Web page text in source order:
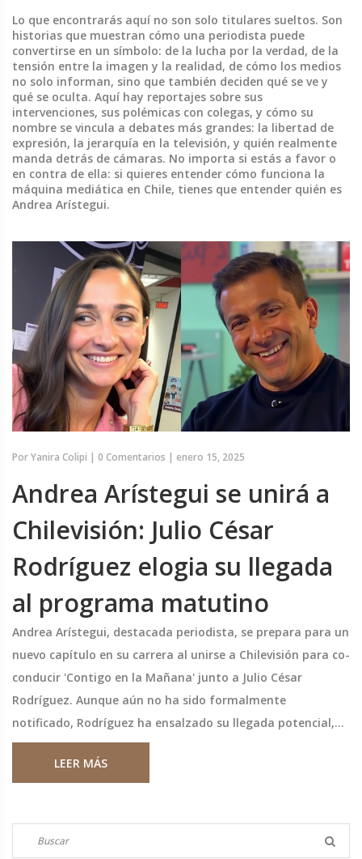
Lo que encontrarás aquí no son solo titulares sueltos. Son
historias que muestran cómo una periodista puede
convertirse en un símbolo: de la lucha por la verdad, de la
tensión entre la imagen y la realidad, de cómo los medios
no solo informan, sino que también deciden qué se ve y
qué se oculta. Aquí hay reportajes sobre sus
intervenciones, sus polémicas con colegas, y cómo su
nombre se vincula a debates más grandes: la libertad de
expresión, la jerarquía en la televisión, y quién realmente
manda detrás de cámaras. No importa si estás a favor o
en contra de ella: si quieres entender cómo funciona la
máquina mediática en Chile, tienes que entender quién es
Andrea Arístegui.
PorYanira Colipi | 0 Comentarios | enero 15, 2025
Andrea Arístegui se unirá a
Chilevisión: Julio César
Rodríguez elogia su llegada
al programa matutino
Andrea Arístegui, destacada periodista, se prepara para un
nuevo capítulo en su carrera al unirse a Chilevisión para co-
conducir 'Contigo en la Mañana' junto a Julio César
Rodríguez. Aunque aún no ha sido formalmente
notificado, Rodríguez ha ensalzado su llegada potencial,
resaltando su experiencia y compromiso. Arístegui dejó
Mega recientemente tras seis años, marcando un cambio
LEER MÁS